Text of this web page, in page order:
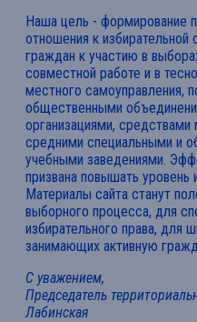
Наша цель - формирование
отношения к избирательной
граждан к участию в
совместной работе и в
местного самоуправления,
общественными
организациями,
средними специальными и
учебными заведениями.
призвана повышать уровень
Материалы сайта станут
выборного процесса, для
избирательного права, для
занимающих активную
С уважением,
Председатель
Лабинская